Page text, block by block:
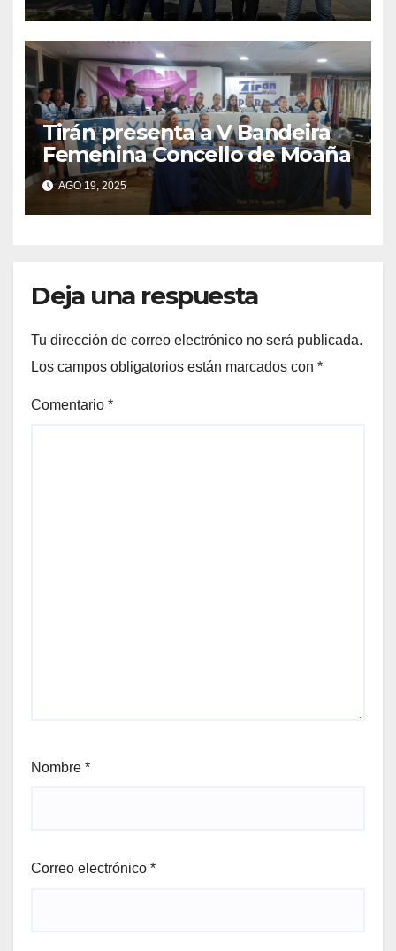
Tirán presenta a V Bandeira
Femenina Concello de Moaña
AGO 19, 2025
Deja una respuesta
Tu dirección de correo electrónico no será publicada.
Los campos obligatorios están marcados con *
Comentario *
Nombre *
Correo electrónico *